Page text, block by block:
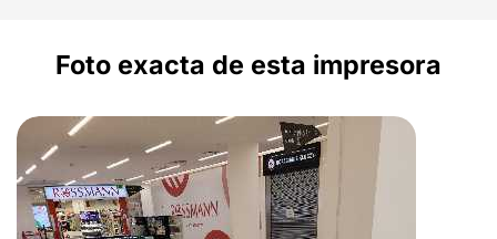
Foto exacta de esta impresora